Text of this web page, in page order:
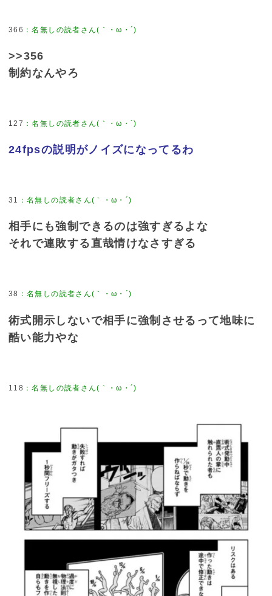
366
>>356
制約なんやろ
127
24fpsの説明がノイズになってるわ
31
相手にも強制できるのは強すぎるよな
それで連敗する直哉情けなさすぎる
38
術式開示しないで相手に強制させるって地味に
酷い能力やな
118